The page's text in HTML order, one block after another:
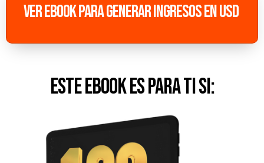
VER EBOOK PARA GENERAR INGRESOS EN USD
Este ebook es para ti si: